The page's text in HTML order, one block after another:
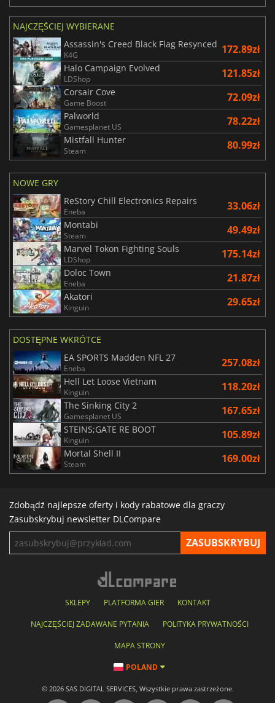
NAJCZĘŚCIEJ WYBIERANE
Assassin's Creed Black Flag Resynced
K4G 172.89zł
Halo Campaign Evolved
LDShop 121.85zł
Corsair Cove
Game Boost 72.09zł
Palworld
Gamesplanet US 78.22zł
Mistfall Hunter
Steam 80.99zł
NOWE GRY
ReStory Chill Electronics Repairs
Eneba 33.06zł
Montabi
Steam 49.49zł
Marvel Tokon Fighting Souls
LDShop 175.14zł
Doloc Town
Eneba 21.87zł
Akatori
Kinguin 29.65zł
DOSTĘPNE WKRÓTCE
EA SPORTS Madden NFL 27
Eneba 257.08zł
Hell Let Loose Vietnam
Kinguin 118.20zł
The Sinking City 2
Gamesplanet US 167.65zł
STEINS;GATE RE BOOT
Kinguin 105.89zł
Mortal Shell II
Steam 169.00zł
Zdobądź najlepsze oferty i kody rabatowe dla graczy
Zasubskrybuj newsletter DLCompare
SKLEPY PLATFORMA GIER KONTAKT
NAJCZĘŚCIEJ ZADAWANE PYTANIA POLITYKA PRYWATNOŚCI
MAPA STRONY
POLAND
© 2026 SAS DIGITAL SERVICES, Wszystkie prawa zastrzeżone.